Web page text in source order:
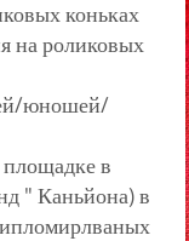
коньках
на роликовых
юношей/
площадке в
" Каньйона) в